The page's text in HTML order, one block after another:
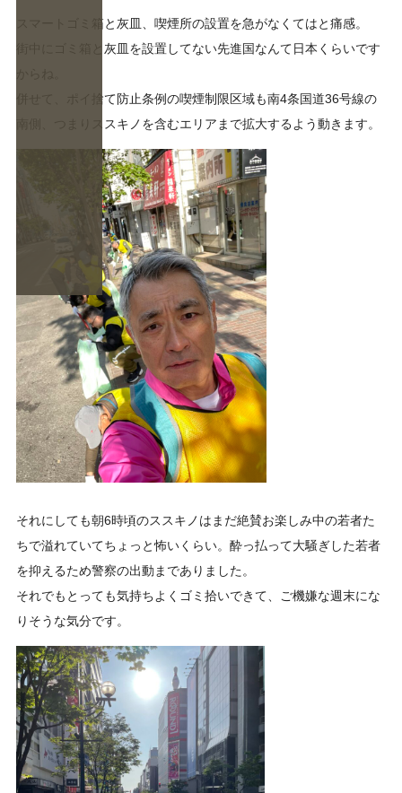
スマートゴミ箱と灰皿、喫煙所の設置を急がなくてはと痛感。
街中にゴミ箱と灰皿を設置してない先進国なんて日本くらいです
併せて、ポイ捨て防止条例の喫煙制限区域も南4条国道36号線の
南側、つまりススキノを含むエリアまで拡大するよう動きます。
それにしても朝6時頃のススキノはまだ絶賛お楽しみ中の若者た
ちで溢れていてちょっと怖いくらい。酔っ払って大騒ぎした若者
を抑えるため警察の出動までありました。
それでもとっても気持ちよくゴミ拾いできて、ご機嫌な週末にな
りそうな気分です。